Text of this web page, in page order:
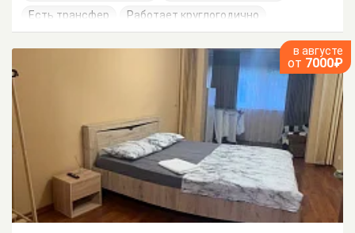
Есть трансфер
Работает круглогодично
в августе
от 7000₽